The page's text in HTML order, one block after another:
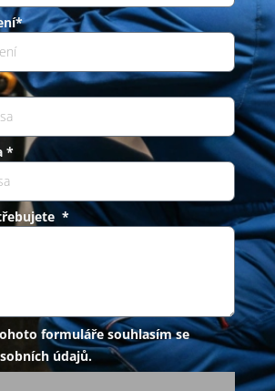
*
*
formuláře souhlasím se
údajů.